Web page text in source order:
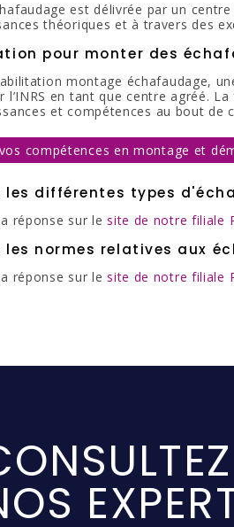
est délivrée par un
théoriques et à travers des
pour monter des
montage échafaudage,
l’INRS en tant que centre agréé.
et compétences au bout de
compétences en montage et
les différentes types
réponse sur lesite de notre filiale
les normes relatives aux
réponse sur lesite de notre filiale